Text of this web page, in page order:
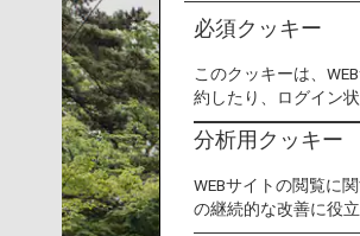
必須クッキー
このクッキーは、
約したり、ログイン
分析用クッキー
WEBサイトの閲覧に
の継続的な改善に役立